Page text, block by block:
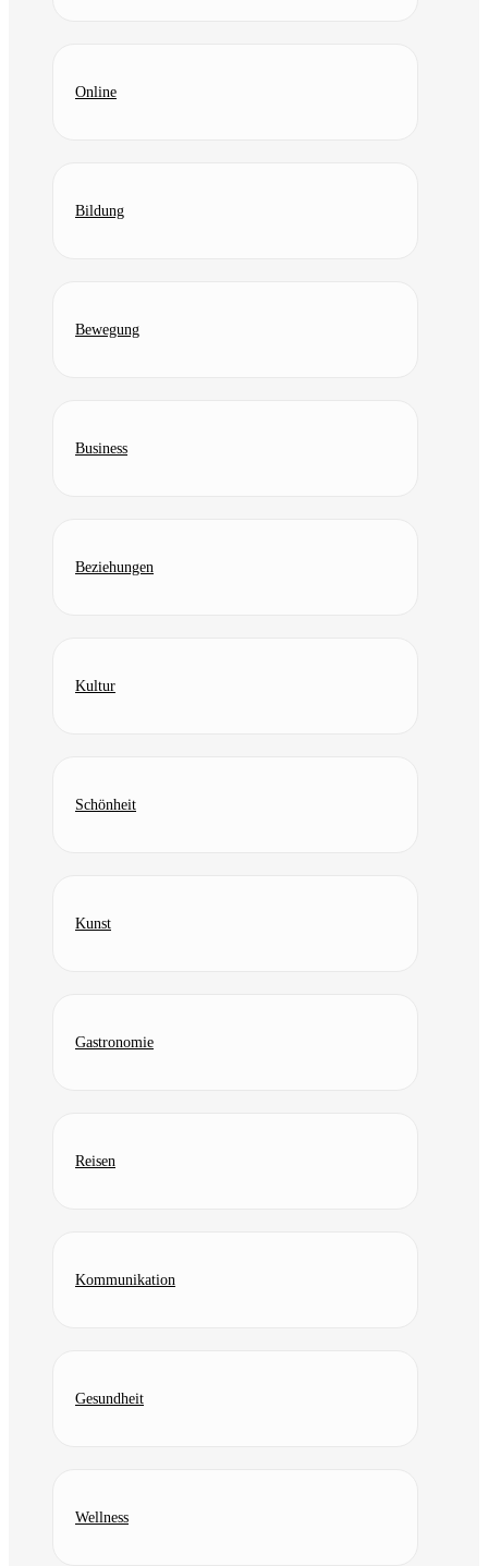
Online
Bildung
Bewegung
Business
Beziehungen
Kultur
Schönheit
Kunst
Gastronomie
Reisen
Kommunikation
Gesundheit
Wellness